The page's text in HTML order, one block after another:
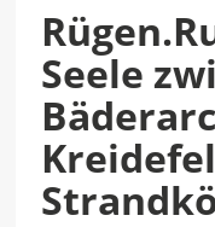
Seele